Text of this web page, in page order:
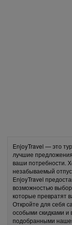
EnjoyTravel — это
лучшие
ваши потребности.
незабываемый
EnjoyTravel
возможностью
которые превратят
Откройте для себя
особыми скидками и
подобранными